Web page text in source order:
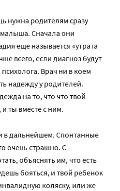
нужна родителям сразу
Сначала они
еще называется «утрата
всего, если диагноз будут
Врач ни в коем
надежду у родителей.
на то, что что твой
и ты вместе с ним.
в дальнейшем. Спонтанные
очень страшно. С
объяснять им, что есть
бояться, и твой ребенок
коляску, или же